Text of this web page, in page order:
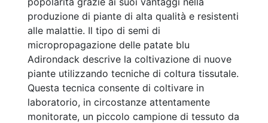
produzione di piante di alta qualità e resistenti
alle malattie. Il tipo di semi di
micropropagazione delle patate blu
Adirondack descrive la coltivazione di nuove
piante utilizzando tecniche di coltura tissutale.
Questa tecnica consente di coltivare in
laboratorio, in circostanze attentamente
monitorate, un piccolo campione di tessuto da